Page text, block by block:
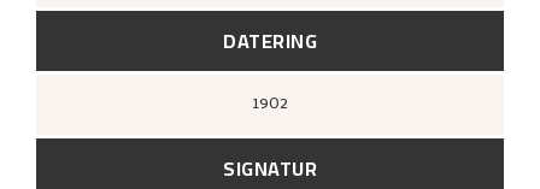
1880–1928. Mindeutstilling(Bergen: A/S
John Griegs Boktrykkeri, Bergens
kunstforening, 1928),
DATERING
1902
SIGNATUR